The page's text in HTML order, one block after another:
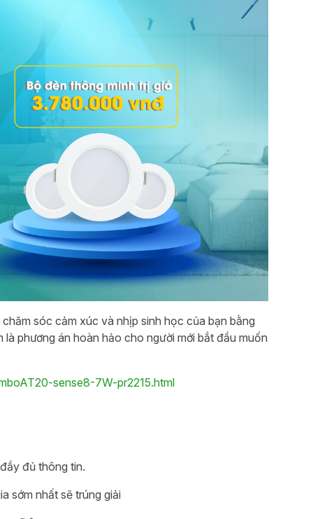
sóc cảm xúc và nhịp sinh học của bạn bằng
phương án hoàn hảo cho người mới bắt đầu muốn
sense8-7W-pr2215.html
đủ thông tin.
sớm nhất sẽ trúng giải